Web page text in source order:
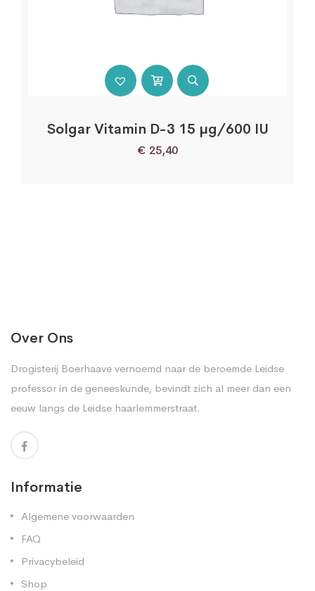
Solgar Vitamin D-3 15 µg/600 IU
€ 25,40
Over Ons
Drogisterij Boerhaave vernoemd naar de beroemde Leidse
professor in de geneeskunde, bevindt zich al meer dan een
eeuw langs de Leidse haarlemmerstraat.
Informatie
Algemene voorwaarden
FAQ
Privacybeleid
Shop